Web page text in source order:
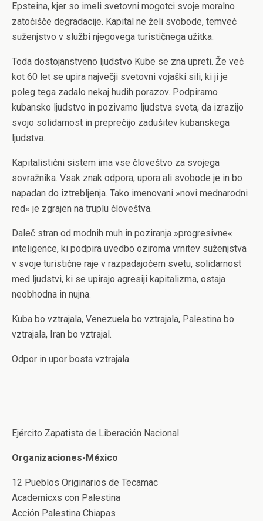
Epsteina, kjer so imeli svetovni mogotci svoje moralno
zatočišče degradacije. Kapital ne želi svobode, temveč
suženjstvo v službi njegovega turističnega užitka.
Toda dostojanstveno ljudstvo Kube se zna upreti. Že več
kot 60 let se upira največji svetovni vojaški sili, ki ji je
poleg tega zadalo nekaj hudih porazov. Podpiramo
kubansko ljudstvo in pozivamo ljudstva sveta, da izrazijo
svojo solidarnost in preprečijo zadušitev kubanskega
ljudstva.
Kapitalistični sistem ima vse človeštvo za svojega
sovražnika. Vsak znak odpora, upora ali svobode je in bo
napadan do iztrebljenja. Tako imenovani »novi mednarodni
red« je zgrajen na truplu človeštva.
Daleč stran od modnih muh in poziranja »progresivne«
inteligence, ki podpira uvedbo oziroma vrnitev suženjstva
v svoje turistične raje v razpadajočem svetu, solidarnost
med ljudstvi, ki se upirajo agresiji kapitalizma, ostaja
neobhodna in nujna.
Kuba bo vztrajala, Venezuela bo vztrajala, Palestina bo
vztrajala, Iran bo vztrajal.
Odpor in upor bosta vztrajala.
Ejército Zapatista de Liberación Nacional
Organizaciones-México
12 Pueblos Originarios de Tecamac
Academicxs con Palestina
Acción Palestina Chiapas